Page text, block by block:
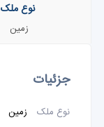
نوع ملک
زمین
جزئیات
نوع ملک
زمین